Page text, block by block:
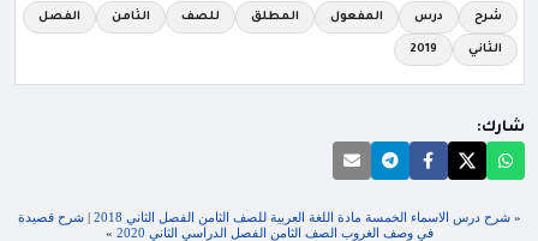
شرح درس المفعول المطلق للصف الثامن الفصل
الثاني 2019
شارك:
«شرح درس الاسماء الخمسة مادة اللغة العربية للصف الثامن الفصل الثاني 2018 |شرح قصيدة
في وصف الغروب الصف الثامن الفصل الدراسي الثاني 2020
»